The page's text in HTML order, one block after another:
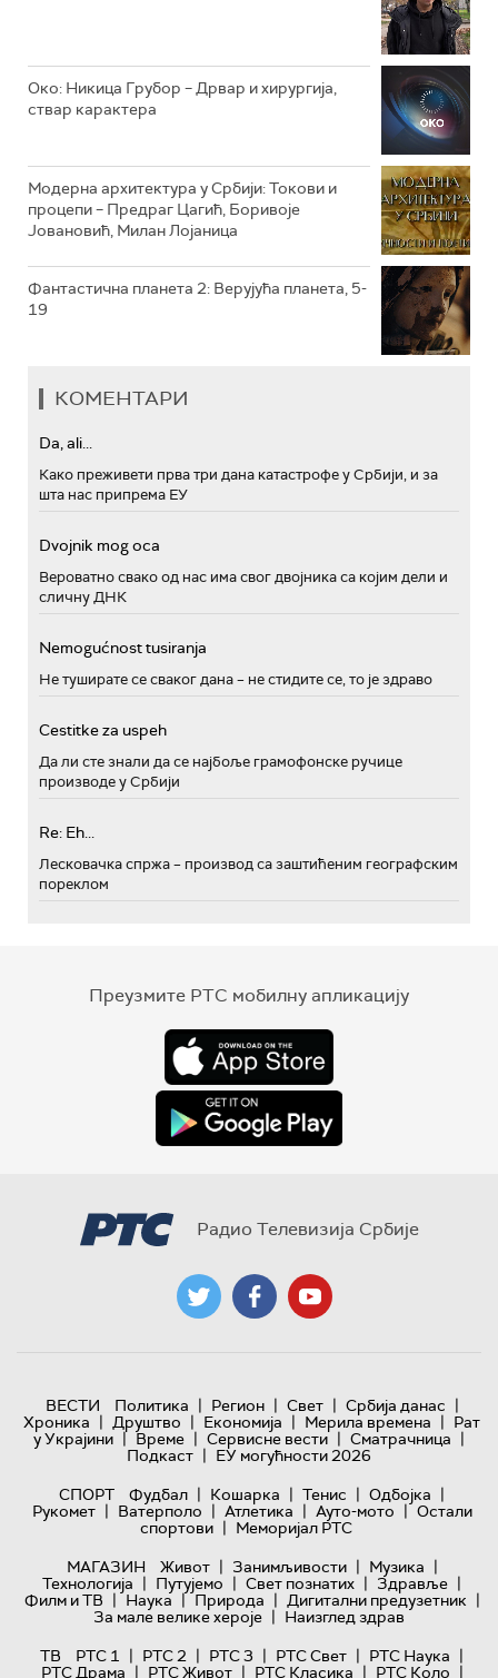
Око: Никица Грубор – Дрвар и хирургија,
ствар карактера
Модерна архитектура у Србији: Токови и
процепи – Предраг Цагић, Боривоје
Јовановић, Милан Лојаница
Фантастична планета 2: Верујућа планета, 5-
19
КОМЕНТАРИ
Da, ali...
Како преживети прва три дана катастрофе у Србији, и за
шта нас припрема ЕУ
Dvojnik mog oca
Вероватно свако од нас има свог двојника са којим дели и
сличну ДНК
Nemogućnost tusiranja
Не туширате се сваког дана – не стидите се, то је здраво
Cestitke za uspeh
Да ли сте знали да се најбоље грамофонске ручице
производе у Србији
Re: Eh...
Лесковачка спржа – производ са заштићеним географским
пореклом
Преузмите РТС мобилну апликацију
Радио Телевизија Србије
ВЕСТИ Политика | Регион | Свет | Србија данас |
Хроника | Друштво | Економија | Мерила времена | Рат
у Украјини | Време | Сервисне вести | Сматрачница |
Подкаст | ЕУ могућности 2026
СПОРТ
Фудбал | Кошарка | Тенис | Одбојка |
Рукомет | Ватерполо | Атлетика | Ауто-мото | Остали
спортови | Меморијал РТС
МАГАЗИН
Живот | Занимљивости | Музика |
Технологијa | Путујемо | Свет познатих | Здравље |
Филм и ТВ | Наука | Природа | Дигитални предузетник |
За мале велике хероје | Наизглед здрав
ТВ
РТС 1 | РТС 2 | РТС 3 | РТС Свет | РТС Наука |
РТС Драма | РТС Живот | РТС Класика | РТС Коло |